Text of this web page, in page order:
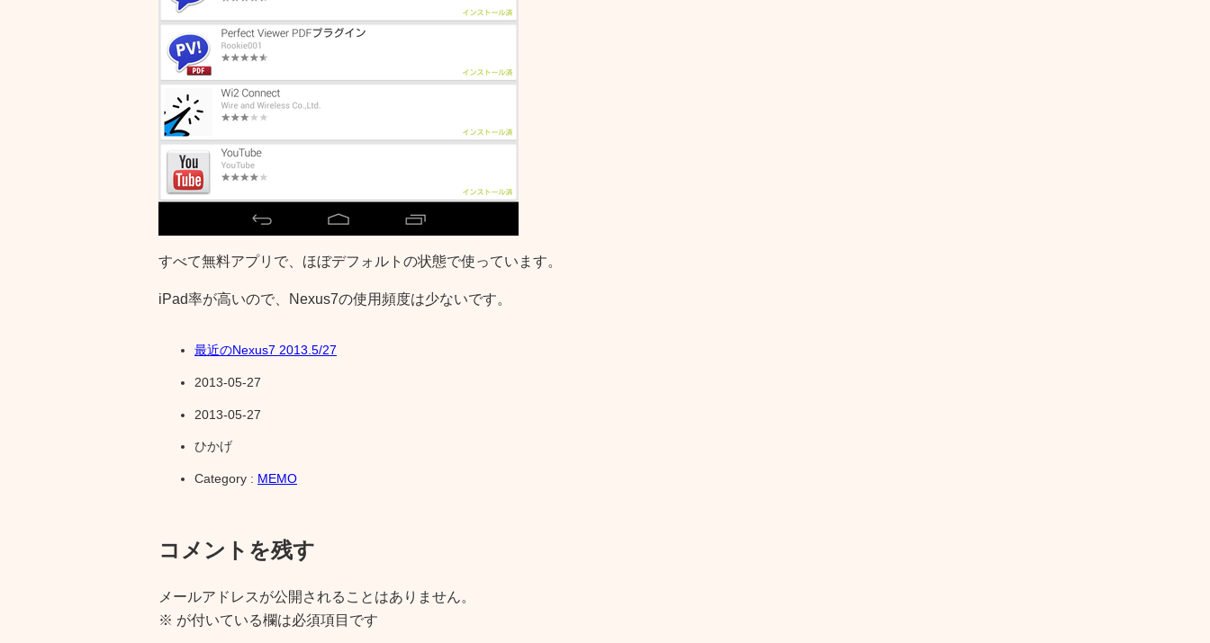
すべて無料アプリで、ほぼデフォルトの状態で使っています。
iPad率が高いので、Nexus7の使用頻度は少ないです。
最近のNexus7 2013.5/27
2013-05-27
2013-05-27
ひかげ
Category : MEMO
コメントを残す
メールアドレスが公開されることはありません。
※ が付いている欄は必須項目です